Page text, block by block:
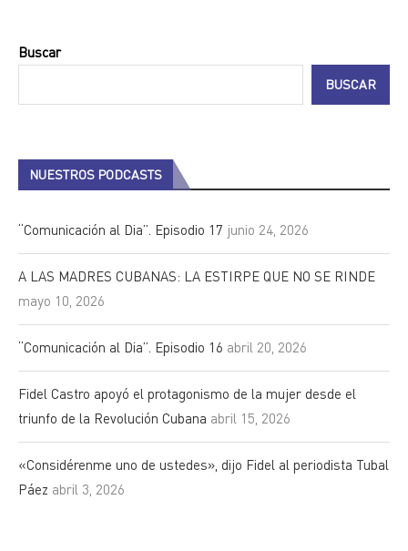
Buscar
BUSCAR
NUESTROS PODCASTS
“Comunicación al Dia”. Episodio 17 junio 24, 2026
A LAS MADRES CUBANAS: LA ESTIRPE QUE NO SE RINDE
mayo 10, 2026
“Comunicación al Dia”. Episodio 16 abril 20, 2026
Fidel Castro apoyó el protagonismo de la mujer desde el
triunfo de la Revolución Cubana abril 15, 2026
«Considérenme uno de ustedes», dijo Fidel al periodista Tubal
Páez abril 3, 2026